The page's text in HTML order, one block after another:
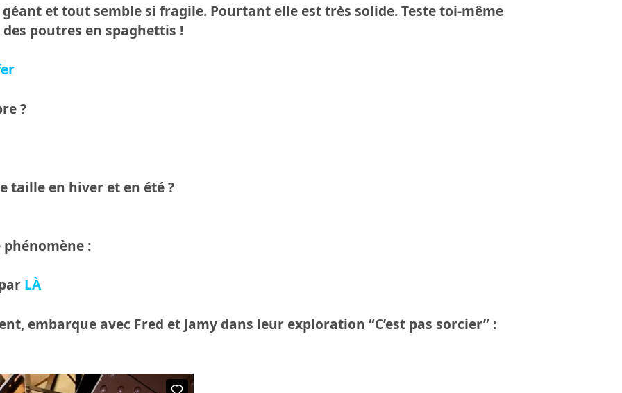
et tout semble si fragile. Pourtant elle est très solide. Teste toi-même
poutres en spaghettis !
?
taille en hiver et en été ?
:
LÀ
embarque avec Fred et Jamy dans leur exploration “C’est pas sorcier” :